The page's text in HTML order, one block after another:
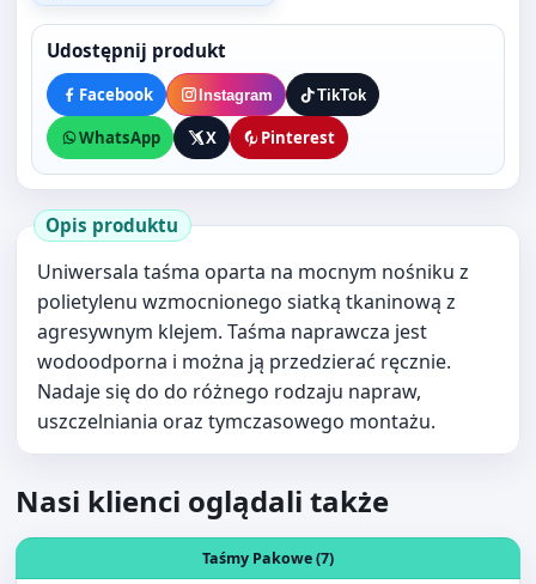
Facebook
WhatsApp X
Opis produktu
Uniwersala taśma oparta na mocnym nośniku z
polietylenu wzmocnionego siatką tkaninową z
agresywnym klejem. Taśma naprawcza jest
wodoodporna i można ją przedzierać ręcznie.
Nadaje się do do różnego rodzaju napraw,
uszczelniania oraz tymczasowego montażu.
Nasi klienci oglądali także